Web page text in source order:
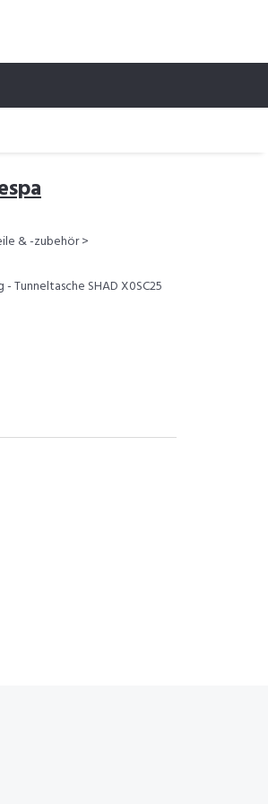
& -zubehör >
Tunneltasche SHAD X0SC25